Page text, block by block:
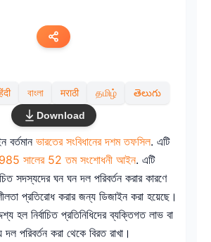
বাংলা मराठी தமிழ் తెలుగు
Download
বর্তমানভারতের সংবিধানের দশম তফসিল. এটি
সালের 52 তম সংশোধনী আইন. এটি
সদস্যদের ঘন ঘন দল পরিবর্তন করার কারণে
প্রতিরোধ করার জন্য ডিজাইন করা হয়েছে।
হল নির্বাচিত প্রতিনিধিদের ব্যক্তিগত লাভ বা
পরিবর্তন করা থেকে বিরত রাখা।